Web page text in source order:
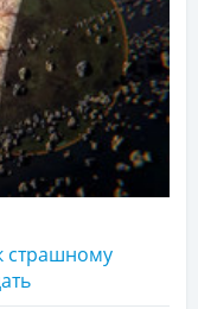
страшному